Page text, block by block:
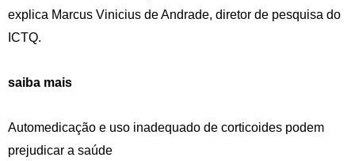
explica Marcus Vinicius de Andrade, diretor de pesquisa do
ICTQ.
saiba mais
Automedicação e uso inadequado de corticoides podem
prejudicar a saúde